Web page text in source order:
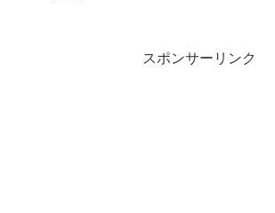
スポンサーリンク